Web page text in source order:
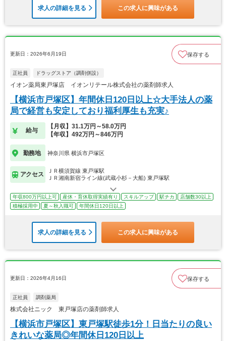
求人の詳細を見る この求人に興味がある
更新日：2026年6月19日 保存する
正社員 ドラッグストア（調剤併設）
イオン薬局東戸塚店 イオンリテール株式会社の薬剤師求人
【横浜市戸塚区】年間休日120日以上☆大手法人の薬
局で経営も安定しており福利厚生も充実♪
給与
【月収】31.1万円～58.0万円
【年収】492万円～846万円
勤務地 神奈川県 横浜市戸塚区
アクセス
ＪＲ横須賀線 東戸塚駅
ＪＲ湘南新宿ライン線(武蔵小杉－大船) 東戸塚駅
年収800万円以上可 産休・育休取得実績有り スキルアップ 駅チカ
店舗数30以上
積極採用中
夏～秋入職可 年間休日120日以上
求人の詳細を見る この求人に興味がある
更新日：2026年4月16日 保存する
正社員 調剤薬局
株式会社ニック 東戸塚店の薬剤師求人
【横浜市戸塚区】東戸塚駅徒歩1分！日当たりの良い
きれいな薬局◎年間休日120日以上